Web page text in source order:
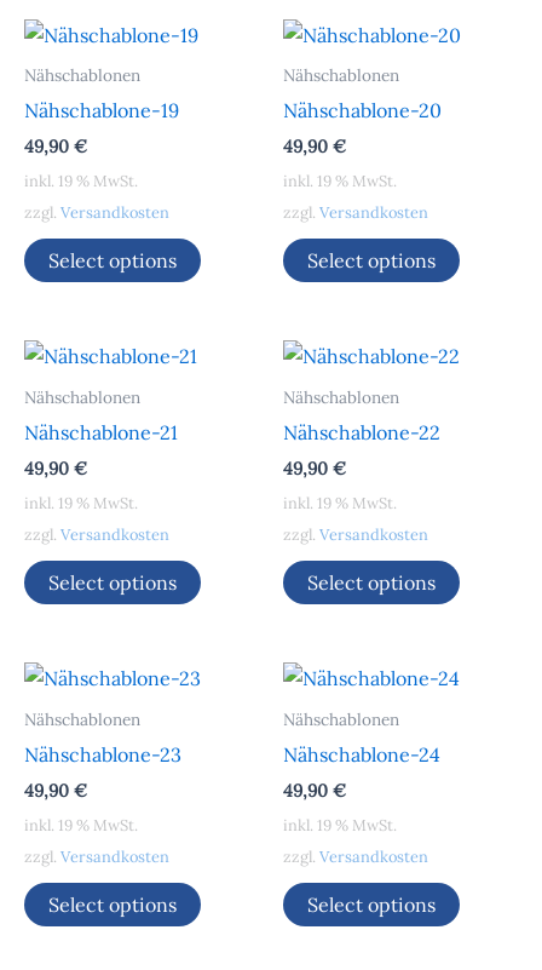
Nähschablonen
Nähschablone-19
49,90 €
inkl. 19 % MwSt.
zzgl. Versandkosten
Select options
Nähschablonen
Nähschablone-20
49,90 €
inkl. 19 % MwSt.
zzgl. Versandkosten
Select options
Nähschablonen
Nähschablone-21
49,90 €
inkl. 19 % MwSt.
zzgl. Versandkosten
Select options
Nähschablonen
Nähschablone-22
49,90 €
inkl. 19 % MwSt.
zzgl. Versandkosten
Select options
Nähschablonen
Nähschablone-23
49,90 €
inkl. 19 % MwSt.
zzgl. Versandkosten
Select options
Nähschablonen
Nähschablone-24
49,90 €
inkl. 19 % MwSt.
zzgl. Versandkosten
Select options